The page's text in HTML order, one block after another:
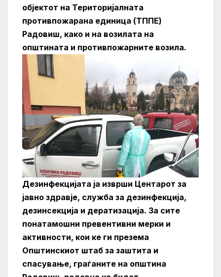
објектот на Територијалната
противпожарана единица (ТППЕ)
Радовиш, како и на возилата на
општината и противпожарните возила.
Дезинфекцијата ја изврши Центарот за
јавно здравје, служба за дезинфекција,
дезинсекција и дератизација. За сите
понатамошни превентивни мерки и
активности, кои ке ги презема
Општинскиот штаб за заштита и
спасување, граѓаните на општина